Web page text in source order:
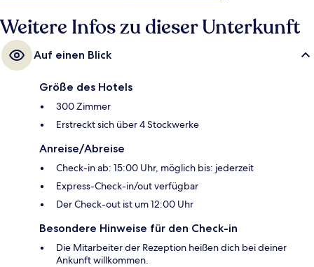
Weitere Infos zu dieser Unterkunft
Auf einen Blick
Größe des Hotels
300 Zimmer
Erstreckt sich über 4 Stockwerke
Anreise/Abreise
Check-in ab: 15:00 Uhr, möglich bis: jederzeit
Express-Check-in/out verfügbar
Der Check-out ist um 12:00 Uhr
Besondere Hinweise für den Check-in
Die Mitarbeiter der Rezeption heißen dich bei deiner
Ankunft willkommen.